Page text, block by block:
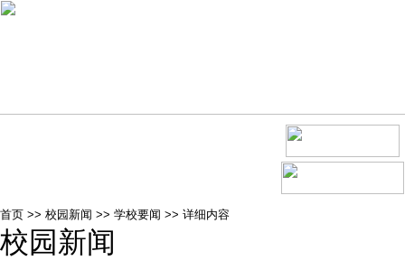
首页 >> 校园新闻 >> 学校要闻 >> 详细内容
校园新闻